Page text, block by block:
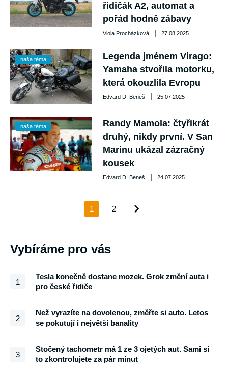
řidičák A2, automat a
pořád hodně zábavy
Viola Procházková | 27.08.2025
naša téma
Legenda jménem Virago:
Yamaha stvořila motorku,
která okouzlila Evropu
Edvard D. Beneš | 25.07.2025
naša téma
Randy Mamola: čtyřikrát
druhý, nikdy první. V San
Marinu ukázal zázračný
kousek
Edvard D. Beneš | 24.07.2025
1 2
Vybíráme pro vás
1
Tesla konečně dostane mozek. Grok změní auta i
pro české řidiče
2
Než vyrazíte na dovolenou, změřte si auto. Letos
se pokutují i největší banality
3
Stočený tachometr má 1 ze 3 ojetých aut. Sami si
to zkontrolujete za pár minut